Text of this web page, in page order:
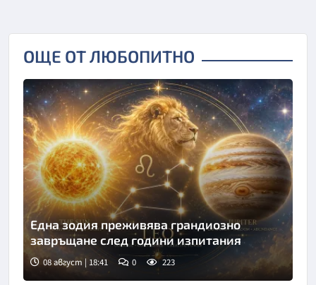
ОЩЕ ОТ ЛЮБОПИТНО
Една зодия преживява грандиозно
завръщане след години изпитания
08 август | 18:41 0 223